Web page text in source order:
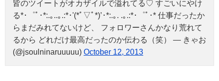
皆のツイートがオカザイルで溢れてる♡ すごいにやけ
る*･゜ﾟ･*:.｡..｡.:*･'(*ﾟ▽ﾟ*)’･*:.｡. .｡.:*･゜ﾟ･* 仕事だったか
らまだみれてないけど、 フォロワーさんかなり荒れて
るから どれだけ最高だったのか伝わる（笑） — きゃお
(@jsoulninaruuuuu) October 12, 2013